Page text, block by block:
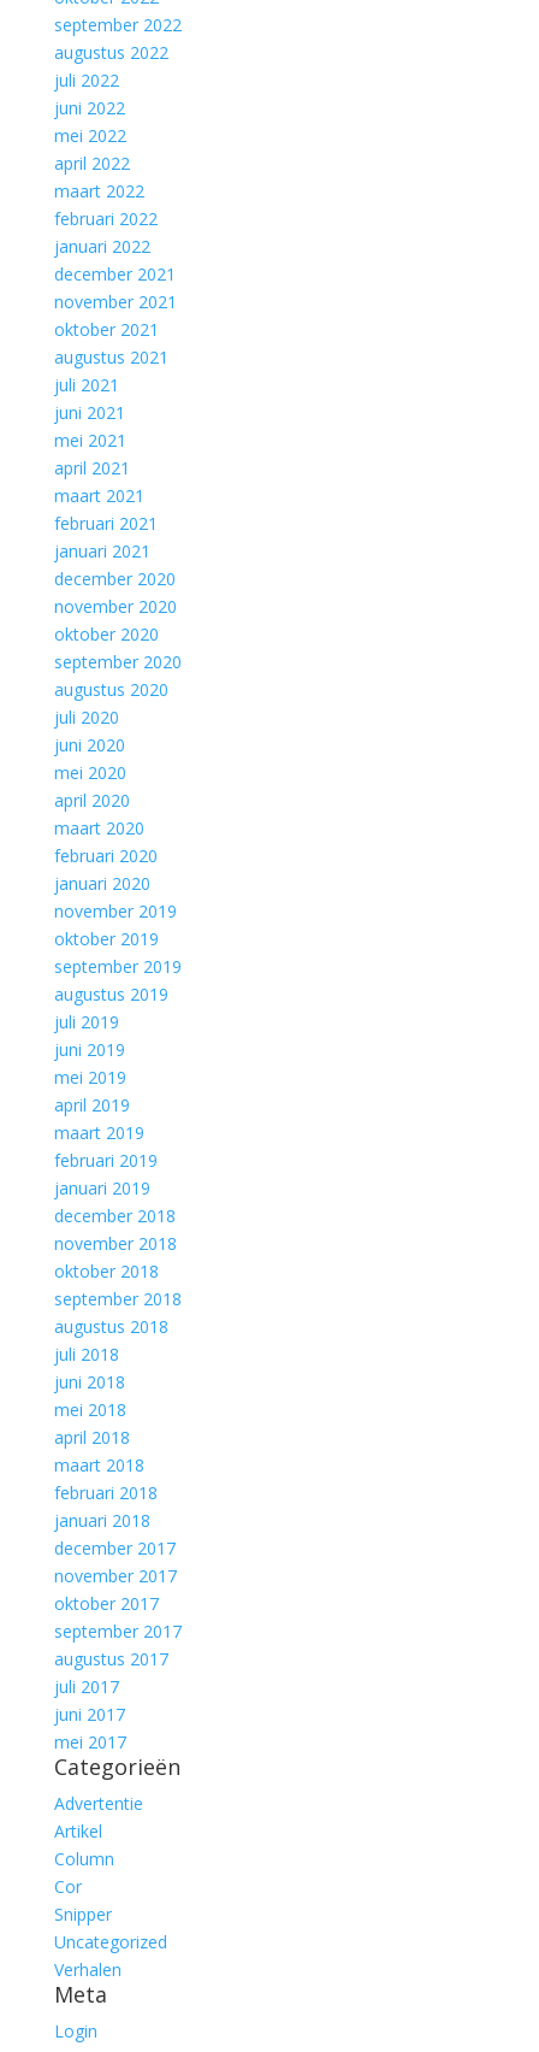
september 2022
augustus 2022
juli 2022
juni 2022
mei 2022
april 2022
maart 2022
februari 2022
januari 2022
december 2021
november 2021
oktober 2021
augustus 2021
juli 2021
juni 2021
mei 2021
april 2021
maart 2021
februari 2021
januari 2021
december 2020
november 2020
oktober 2020
september 2020
augustus 2020
juli 2020
juni 2020
mei 2020
april 2020
maart 2020
februari 2020
januari 2020
november 2019
oktober 2019
september 2019
augustus 2019
juli 2019
juni 2019
mei 2019
april 2019
maart 2019
februari 2019
januari 2019
december 2018
november 2018
oktober 2018
september 2018
augustus 2018
juli 2018
juni 2018
mei 2018
april 2018
maart 2018
februari 2018
januari 2018
december 2017
november 2017
oktober 2017
september 2017
augustus 2017
juli 2017
juni 2017
mei 2017
Categorieën
Advertentie
Artikel
Column
Cor
Snipper
Uncategorized
Verhalen
Meta
Login